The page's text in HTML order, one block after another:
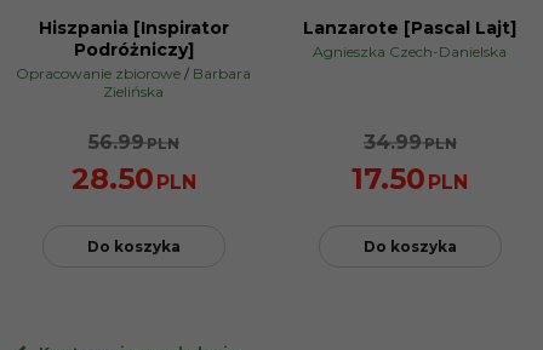
PROMOCJA
Hiszpania [Inspirator
Podróżniczy]
Opracowanie zbiorowe / Barbara
Zielińska
56.99PLN
28.50 PLN
Do koszyka
Lanzarote [Pascal Lajt]
Agnieszka Czech-Danielska
34.99PLN
17.50 PLN
Do koszyka